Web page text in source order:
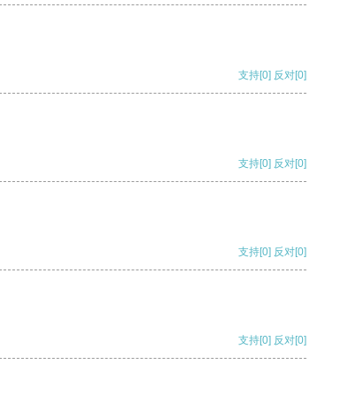
支持[0] 反对[0]
支持[0] 反对[0]
支持[0] 反对[0]
支持[0] 反对[0]